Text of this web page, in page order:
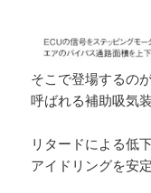
そこで登場するの
呼ばれる補助吸気装
リタードによる低
アイドリングを安